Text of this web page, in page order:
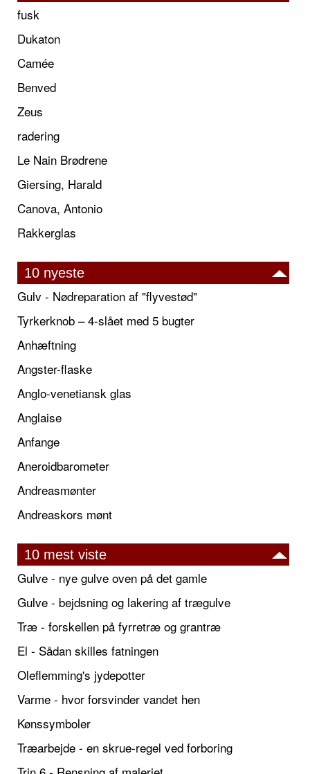
fusk
Dukaton
Camée
Benved
Zeus
radering
Le Nain Brødrene
Giersing, Harald
Canova, Antonio
Rakkerglas
10 nyeste
Gulv - Nødreparation af "flyvestød"
Tyrkerknob – 4-slået med 5 bugter
Anhæftning
Angster-flaske
Anglo-venetiansk glas
Anglaise
Anfange
Aneroidbarometer
Andreasmønter
Andreaskors mønt
10 mest viste
Gulve - nye gulve oven på det gamle
Gulve - bejdsning og lakering af trægulve
Træ - forskellen på fyrretræ og grantræ
El - Sådan skilles fatningen
Oleflemming's jydepotter
Varme - hvor forsvinder vandet hen
Kønssymboler
Træarbejde - en skrue-regel ved forboring